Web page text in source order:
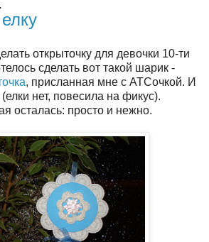
открыточку для девочки 10-ти
сделать вот такой шарик -
, присланная мне с АТСочкой. И
нет, повесила на фикус).
осталась: просто и нежно.